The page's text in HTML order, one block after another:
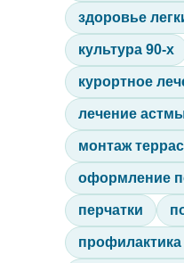
здоровье
культура 90-х
курортное
лечение
монтаж
оформление
перчатки